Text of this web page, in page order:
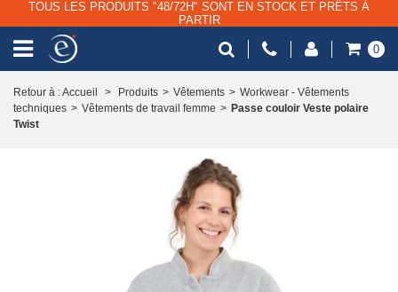
TOUS LES PRODUITS "48/72H" SONT EN STOCK ET PRÊTS À
PARTIR
0
Retour à : Accueil > Produits > Vêtements > Workwear - Vêtements
techniques > Vêtements de travail femme > Passe couloir Veste polaire
Twist